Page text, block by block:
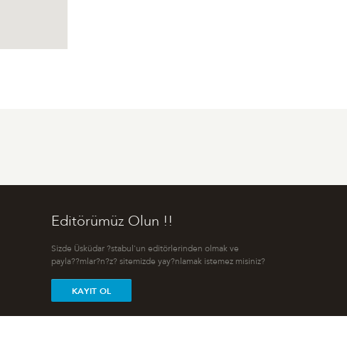
Editörümüz Olun !!
Sizde Üsküdar ?stabul'un editörlerinden olmak ve
payla??mlar?n?z? sitemizde yay?nlamak istemez misiniz?
KAYIT OL